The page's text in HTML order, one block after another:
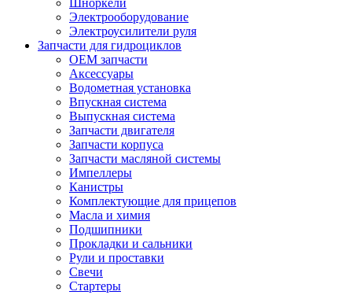
Электрооборудование
Электроусилители руля
Запчасти для гидроциклов
OEM запчасти
Аксессуары
Водометная установка
Впускная система
Выпускная система
Запчасти двигателя
Запчасти корпуса
Запчасти масляной системы
Импеллеры
Канистры
Комплектующие для прицепов
Масла и химия
Подшипники
Прокладки и сальники
Рули и проставки
Свечи
Стартеры